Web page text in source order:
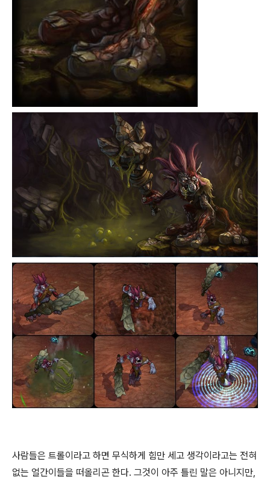
사람들은 트롤이라고 하면 무식하게 힘만 세고 생각이라고는 전혀
없는 얼간이들을 떠올리곤 한다. 그것이 아주 틀린 말은 아니지만,